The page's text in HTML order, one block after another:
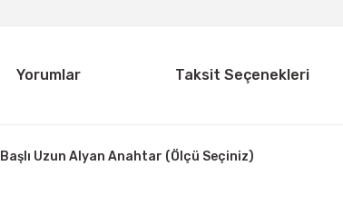
Yorumlar Taksit Seçenekleri
Uzun Alyan Anahtar (Ölçü Seçiniz)